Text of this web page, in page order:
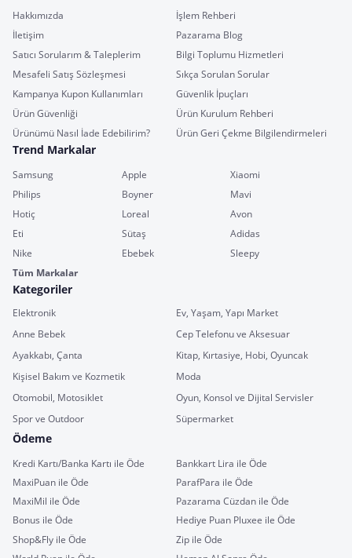
Hakkımızda
İşlem Rehberi
İletişim
Pazarama Blog
Satıcı Sorularım & Taleplerim
Bilgi Toplumu Hizmetleri
Mesafeli Satış Sözleşmesi
Sıkça Sorulan Sorular
Kampanya Kupon Kullanımları
Güvenlik İpuçları
Ürün Güvenliği
Ürün Kurulum Rehberi
Ürünümü Nasıl İade Edebilirim?
Ürün Geri Çekme Bilgilendirmeleri
Trend Markalar
Samsung Apple
Xiaomi
Philips
Boyner
Mavi
Hotiç
Loreal
Avon
Eti
Sütaş
Adidas
Nike
Ebebek
Sleepy
Tüm Markalar
Kategoriler
Elektronik
Ev, Yaşam, Yapı Market
Anne Bebek
Cep Telefonu ve Aksesuar
Ayakkabı, Çanta
Kitap, Kırtasiye, Hobi, Oyuncak
Kişisel Bakım ve Kozmetik
Moda
Otomobil, Motosiklet
Oyun, Konsol ve Dijital Servisler
Spor ve Outdoor
Süpermarket
Ödeme
Kredi Kartı/Banka Kartı ile Öde
Bankkart Lira ile Öde
MaxiPuan ile Öde
ParafPara ile Öde
MaxiMil ile Öde
Pazarama Cüzdan ile Öde
Bonus ile Öde
Hediye Puan Pluxee ile Öde
Shop&Fly ile Öde
Zip ile Öde